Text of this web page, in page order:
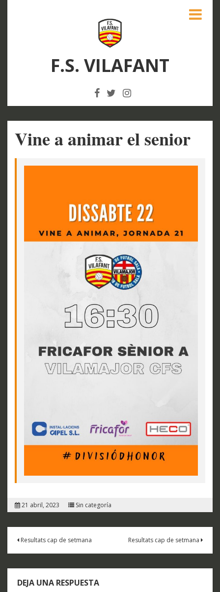
F.S. VILAFANT
Vine a animar el senior
21 abril, 2023 Sin categoría
Navegación
de
entradas
Resultats cap de setmana Resultats cap de setmana
DEJA UNA RESPUESTA